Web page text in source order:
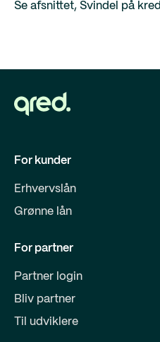
Se afsnittet, Svindel på
For kunder
Erhvervslån
Grønne lån
For partner
Partner login
Bliv partner
Til udviklere